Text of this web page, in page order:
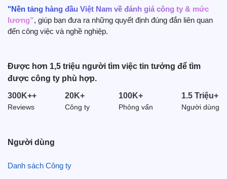
"Nền tảng hàng đầu Việt Nam về đánh giá công ty & mức
lương”, giúp bạn đưa ra những quyết định đúng đắn liên quan
đến công việc và nghề nghiệp.
Được hơn 1,5 triệu người tìm việc tin tưởng để tìm
được công ty phù hợp.
300K++
Reviews
20K+
Công ty
100K+
Phỏng vấn
1.5 Triệu+
Người dùng
Người dùng
Danh sách Công ty